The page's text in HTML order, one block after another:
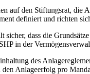
auf den Stiftungsrat, die
definiert und richten
dass die
in der
des
Anlageerfolg pro